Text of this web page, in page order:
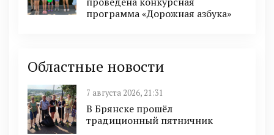
программа «Дорожная азбука»
Областные новости
7 августа 2026, 21:31
В Брянске прошёл
традиционный пятничник